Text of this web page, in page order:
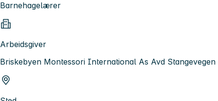
Barnehagelærer
Arbeidsgiver
Briskebyen Montessori International As Avd Stangevegen